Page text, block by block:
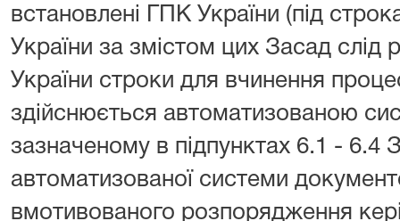
встановлені ГПК України (під
України за змістом цих Засад слід
України строки для вчинення
здійснюється автоматизованою
зазначеному в підпунктах 6.1 - 6.4
автоматизованої системи
вмотивованого розпорядження